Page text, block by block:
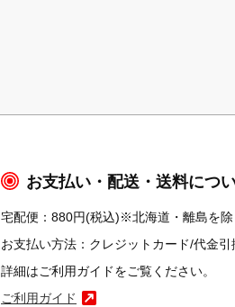
お支払い・配送・送料につ
宅配便：880円(税込)※北海道・離島を
お支払い方法：クレジットカード/代金
詳細はご利用ガイドをご覧ください。
ご利用ガイド